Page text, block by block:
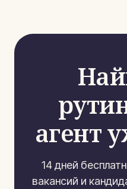
агент
14 дней
вакансий и